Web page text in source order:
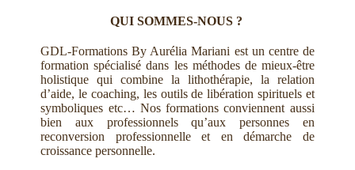
QUI SOMMES-NOUS ?
GDL-Formations By Aurélia Mariani est un centre de
formation spécialisé dans les méthodes de mieux-être
holistique qui combine la lithothérapie, la relation
d’aide, le coaching, les outils de libération spirituels et
symboliques etc… Nos formations conviennent aussi
bien aux professionnels qu’aux personnes en
reconversion professionnelle et en démarche de
croissance personnelle.